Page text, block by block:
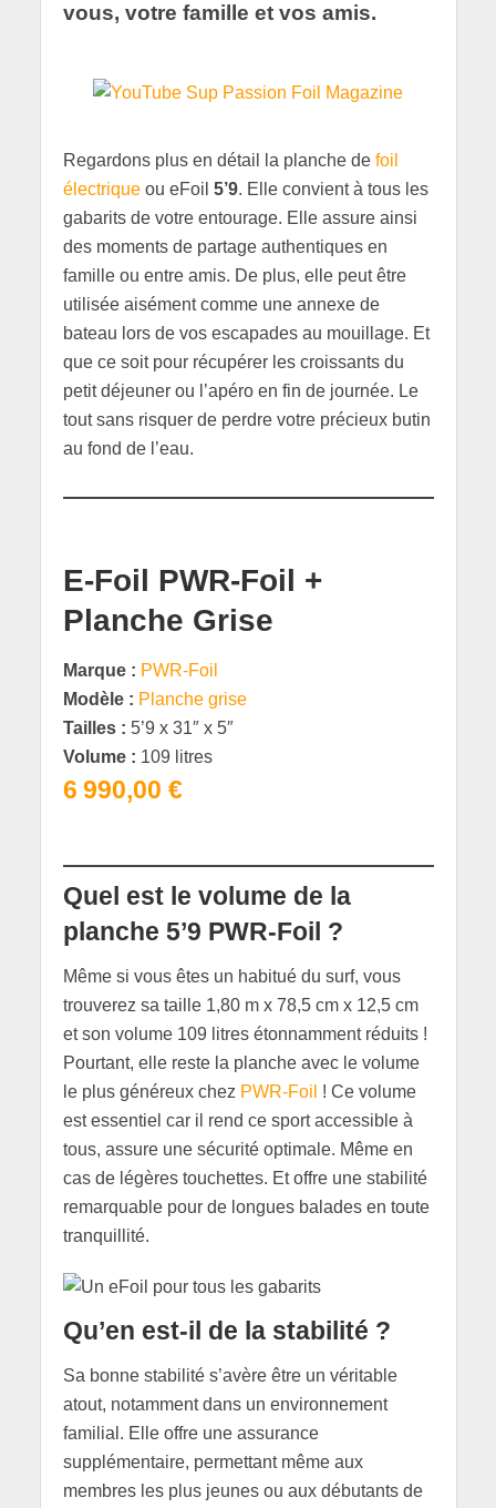
vous, votre famille et vos amis.
Regardons plus en détail la planche de foil
électriqueou eFoil 5’9. Elle convient à tous les
gabarits de votre entourage. Elle assure ainsi
des moments de partage authentiques en
famille ou entre amis. De plus, elle peut être
utilisée aisément comme une annexe de
bateau lors de vos escapades au mouillage. Et
que ce soit pour récupérer les croissants du
petit déjeuner ou l’apéro en fin de journée. Le
tout sans risquer de perdre votre précieux butin
au fond de l’eau.
E-Foil PWR-Foil +
Planche Grise
Marque : PWR-Foil
Modèle : Planche grise
Tailles : 5’9 x 31″ x 5″
Volume : 109 litres
6 990,00 €
Quel est le volume de la
planche 5’9 PWR-Foil ?
Même si vous êtes un habitué du surf, vous
trouverez sa taille 1,80 m x 78,5 cm x 12,5 cm
et son volume 109 litres étonnamment réduits !
Pourtant, elle reste la planche avec le volume
le plus généreux chez PWR-Foil ! Ce volume
est essentiel car il rend ce sport accessible à
tous, assure une sécurité optimale. Même en
cas de légères touchettes. Et offre une stabilité
remarquable pour de longues balades en toute
tranquillité.
Qu’en est-il de la stabilité ?
Sa bonne stabilité s’avère être un véritable
atout, notamment dans un environnement
familial. Elle offre une assurance
supplémentaire, permettant même aux
membres les plus jeunes ou aux débutants de